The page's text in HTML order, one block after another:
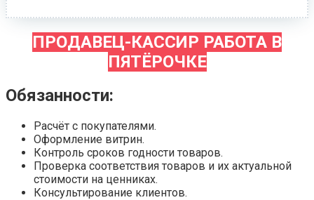
ПРОДАВЕЦ-КАССИР РАБОТА В
ПЯТЁРОЧКЕ
Обязанности:
Расчёт с покупателями.
Оформление витрин.
Контроль сроков годности товаров.
Проверка соответствия товаров и их актуальной
стоимости на ценниках.
Консультирование клиентов.